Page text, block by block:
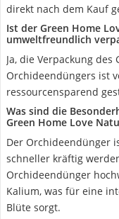
direkt nach dem Kauf
Ist der Green Home
umweltfreundlich
Ja, die Verpackung des
Orchideendüngers ist
ressourcensparend
Was sind die
Green Home Love
Der Orchideendünger
schneller kräftig
Orchideendünger
Kalium, was für eine
Blüte sorgt.